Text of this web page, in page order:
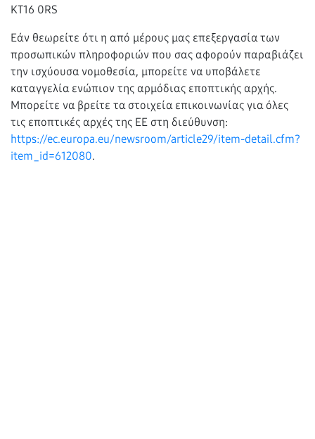
KT16 0RS
Εάν θεωρείτε ότι η από μέρους μας επεξεργασία των
προσωπικών πληροφοριών που σας αφορούν παραβιάζει
την ισχύουσα νομοθεσία, μπορείτε να υποβάλετε
καταγγελία ενώπιον της αρμόδιας εποπτικής αρχής.
Μπορείτε να βρείτε τα στοιχεία επικοινωνίας για όλες
τις εποπτικές αρχές της ΕΕ στη διεύθυνση:
https://ec.europa.eu/newsroom/article29/item-detail.cfm?
item_id=612080.